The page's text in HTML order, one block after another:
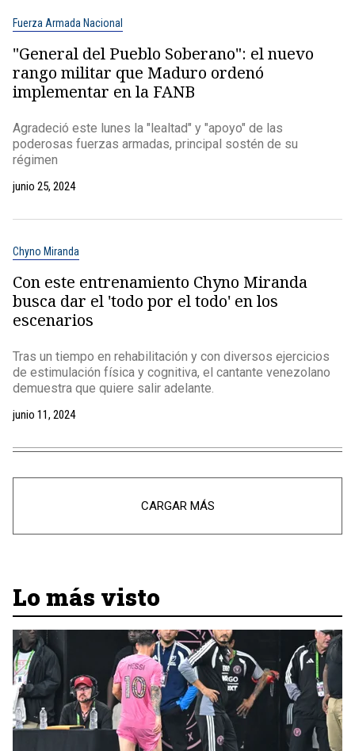
Fuerza Armada Nacional
"General del Pueblo Soberano": el nuevo
rango militar que Maduro ordenó
implementar en la FANB
Agradeció este lunes la "lealtad" y "apoyo" de las
poderosas fuerzas armadas, principal sostén de su
régimen
junio 25, 2024
Chyno Miranda
Con este entrenamiento Chyno Miranda
busca dar el 'todo por el todo' en los
escenarios
Tras un tiempo en rehabilitación y con diversos ejercicios
de estimulación física y cognitiva, el cantante venezolano
demuestra que quiere salir adelante.
junio 11, 2024
CARGAR MÁS
Lo más visto